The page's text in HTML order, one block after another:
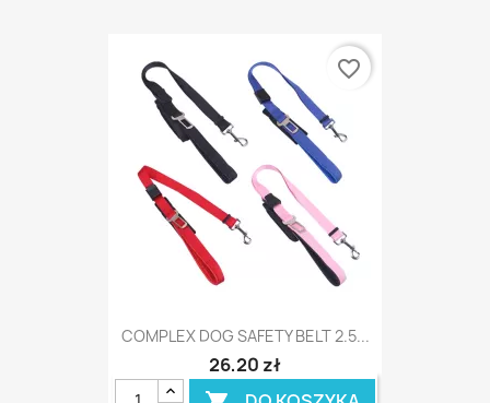
COMPLEX DOG SAFETY BELT 2.5...
26,20 zł
favorite_border